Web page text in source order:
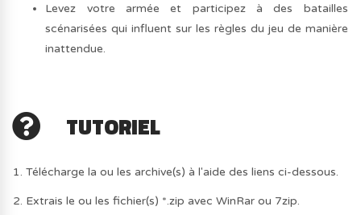
Levez votre armée et participez à des batailles
scénarisées qui influent sur les règles du jeu de manière
inattendue.
TUTORIEL
1. Télécharge la ou les archive(s) à l'aide des liens ci-dessous.
2. Extrais le ou les fichier(s) *.zip avec WinRar ou 7zip.